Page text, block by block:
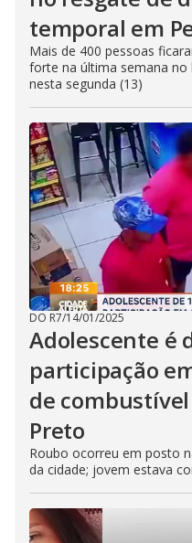
temporal em
Mais de 400 pessoas
forte na última semana no
nesta segunda (13)
DO R7/14/01/2025
Adolescente é
participação
de
Preto
Roubo ocorreu em posto
da cidade; jovem estava